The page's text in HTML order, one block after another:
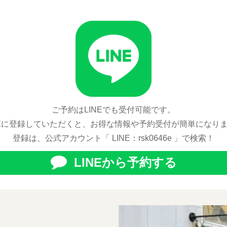
ご予約はLINEでも受付可能です。
登録していただくと、お得な情報や予約受付が簡単になり
登録は、公式アカウント「 LINE：rsk0646e 」で検索！
LINEから予約する